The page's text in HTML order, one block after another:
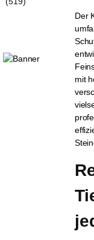
Der
mit